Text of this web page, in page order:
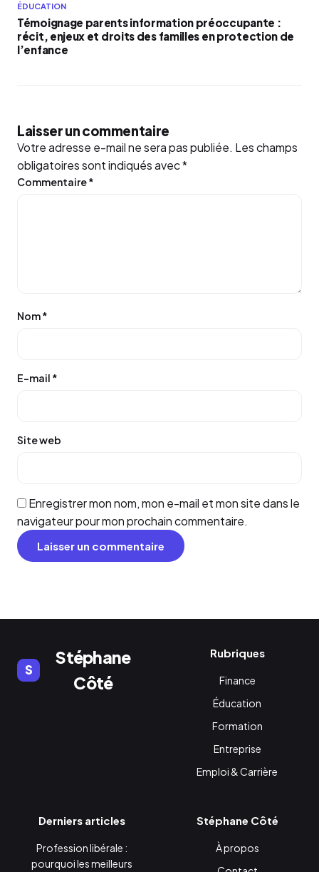
ÉDUCATION
Témoignage parents information préoccupante :
récit, enjeux et droits des familles en protection de
l’enfance
Laisser un commentaire
Votre adresse e-mail ne sera pas publiée. Les champs
obligatoires sont indiqués avec*
Commentaire*
Nom*
E-mail *
Site web
Enregistrer mon nom, mon e-mail et mon site dans le
navigateur pour mon prochain commentaire.
S
Stéphane
Côté
Rubriques
Finance
Éducation
Formation
Entreprise
Emploi & Carrière
Derniers articles
Profession libérale :
pourquoi les meilleurs
Stéphane Côté
À propos